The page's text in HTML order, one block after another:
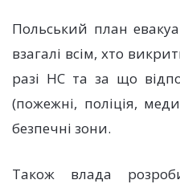
Польський план
взагалі всім, хто
разі НС та за що
(пожежні, поліція,
безпечні зони.
Також влада